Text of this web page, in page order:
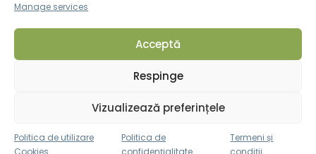
Manage services
Acceptă
Respinge
Vizualizează preferințele
Politica de utilizare
Cookies
Politica de
confidențialitate
Termeni și
condiții